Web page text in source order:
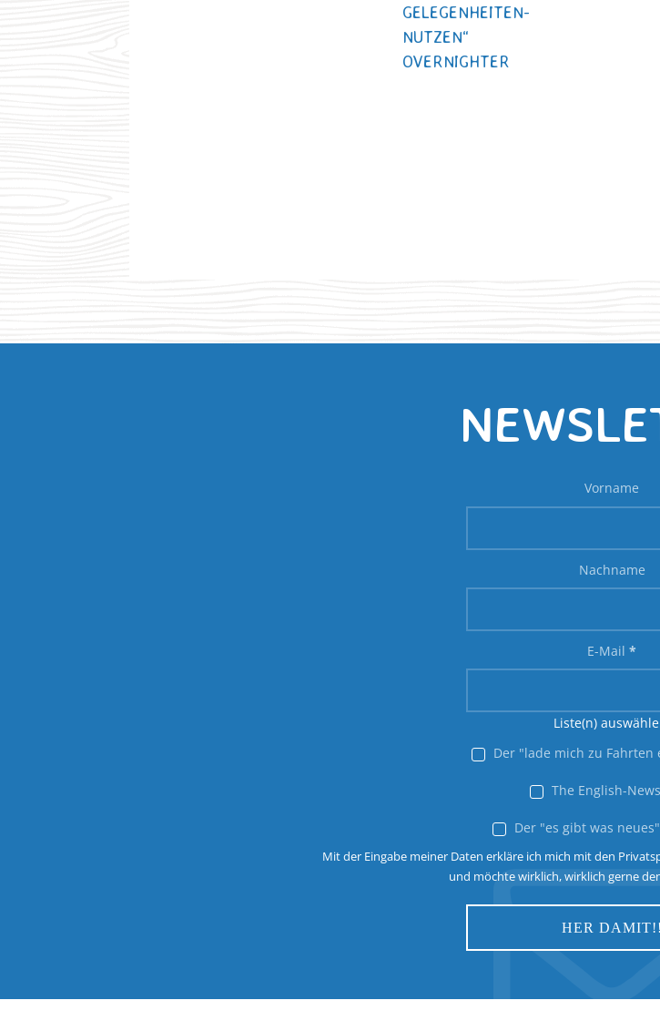
GELEGENHEITEN-
NUTZEN“
OVERNIGHTER
Vorname
Nachname
E-Mail *
Liste(n)
Der "lade mich zu Fahrten
The English-
Der "es gibt was
Mit der Eingabe meiner Daten erkläre ich mich mit den
und möchte wirklich, wirklich gerne